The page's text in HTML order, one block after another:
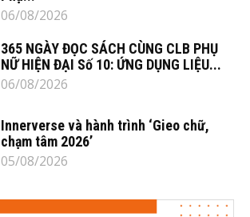
06/08/2026
365 NGÀY ĐỌC SÁCH CÙNG CLB PHỤ
NỮ HIỆN ĐẠI Số 10: ỨNG DỤNG LIỆU...
06/08/2026
Innerverse và hành trình ‘Gieo chữ,
chạm tâm 2026’
05/08/2026